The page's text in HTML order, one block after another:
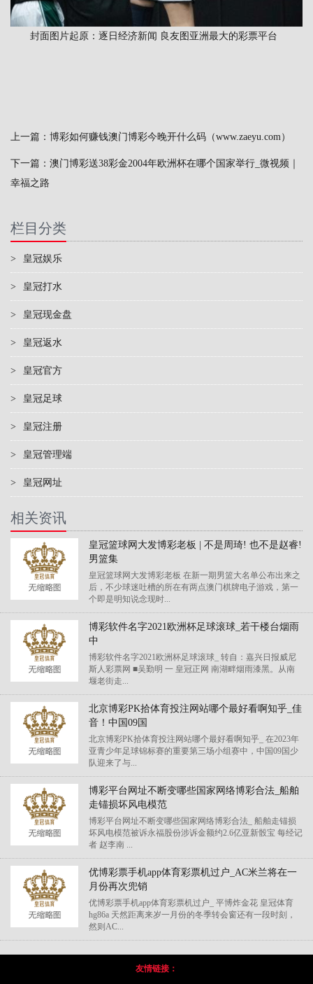
封面图片起原：逐日经济新闻 良友图亚洲最大的彩票平台
上一篇： 博彩如何赚钱澳门博彩今晚开什么码（www.zaeyu.com）
下一篇： 澳门博彩送38彩金2004年欧洲杯在哪个国家举行_微视频｜
幸福之路
栏目分类
> 皇冠娱乐
> 皇冠打水
> 皇冠现金盘
> 皇冠返水
> 皇冠官方
> 皇冠足球
> 皇冠注册
> 皇冠管理端
> 皇冠网址
相关资讯
皇冠篮球网大发博彩老板 | 不是周琦! 也不是赵睿!
男篮集
皇冠篮球网大发博彩老板 在新一期男篮大名单公布出来之
后，不少球迷吐槽的所在有两点澳门棋牌电子游戏，第一
个即是明知说念现时...
博彩软件名字2021欧洲杯足球滚球_若干楼台烟雨
中
博彩软件名字2021欧洲杯足球滚球_ 转自：嘉兴日报威尼
斯人彩票网 ■吴勤明 一 皇冠正网 南湖畔烟雨漆黑。从南
堰老街走...
北京博彩PK拾体育投注网站哪个最好看啊知乎_佳
音！中国09国
北京博彩PK拾体育投注网站哪个最好看啊知乎_ 在2023年
亚青少年足球锦标赛的重要第三场小组赛中，中国09国少
队迎来了与...
博彩平台网址不断变哪些国家网络博彩合法_船舶
走锚损坏风电模范
博彩平台网址不断变哪些国家网络博彩合法_ 船舶走锚损
坏风电模范被诉永福股份涉诉金额约2.6亿亚新骰宝 每经记
者 赵李南 ...
优博彩票手机app体育彩票机过户_AC米兰将在一
月份再次兜销
优博彩票手机app体育彩票机过户_ 平博炸金花 皇冠体育
hg86a 天然距离来岁一月份的冬季转会窗还有一段时刻，
然则AC...
友情链接：